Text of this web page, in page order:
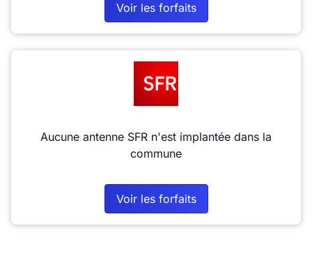
Voir les forfaits
Aucune antenne SFR n'est implantée dans la
commune
Voir les forfaits